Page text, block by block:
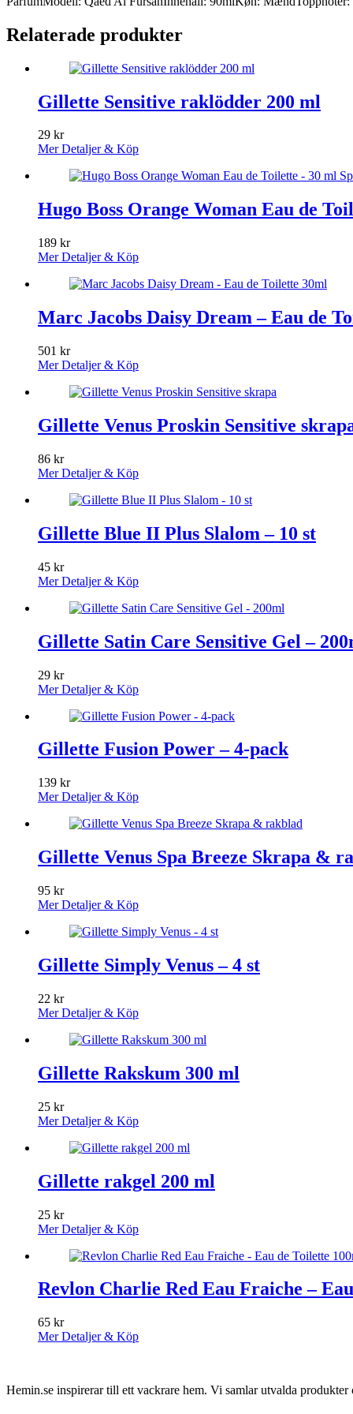
Relaterade produkter
Gillette Sensitive raklödder 200 ml
29 kr
Mer Detaljer & Köp
Hugo Boss Orange Woman Eau de
189 kr
Mer Detaljer & Köp
Marc Jacobs Daisy Dream – Eau de
501 kr
Mer Detaljer & Köp
Gillette Venus Proskin Sensitive
86 kr
Mer Detaljer & Köp
Gillette Blue II Plus Slalom – 10 st
45 kr
Mer Detaljer & Köp
Gillette Satin Care Sensitive Gel –
29 kr
Mer Detaljer & Köp
Gillette Fusion Power – 4-pack
139 kr
Mer Detaljer & Köp
Gillette Venus Spa Breeze Skrapa &
95 kr
Mer Detaljer & Köp
Gillette Simply Venus – 4 st
22 kr
Mer Detaljer & Köp
Gillette Rakskum 300 ml
25 kr
Mer Detaljer & Köp
Gillette rakgel 200 ml
25 kr
Mer Detaljer & Köp
Revlon Charlie Red Eau Fraiche –
65 kr
Mer Detaljer & Köp
Hemin.se inspirerar till ett vackrare hem. Vi samlar utvalda